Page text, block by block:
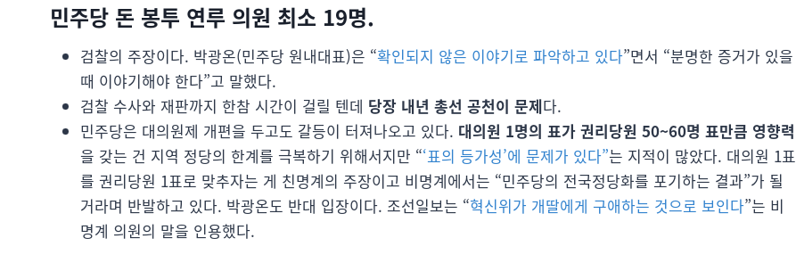
민주당 돈 봉투 연루 의원 최소 19명.
검찰의 주장이다. 박광온(민주당 원내대표)은 “확인되지 않은 이야기로 파악하고 있다”면서 “분명한 증거가 있을
때 이야기해야 한다”고 말했다.
검찰 수사와 재판까지 한참 시간이 걸릴 텐데 당장 내년 총선 공천이 문제다.
민주당은 대의원제 개편을 두고도 갈등이 터져나오고 있다. 대의원 1명의 표가 권리당원 50~60명 표만큼 영향력
을 갖는 건 지역 정당의 한계를 극복하기 위해서지만 “‘표의 등가성’에 문제가 있다”는 지적이 많았다. 대의원 1표
를 권리당원 1표로 맞추자는 게 친명계의 주장이고 비명계에서는 “민주당의 전국정당화를 포기하는 결과”가 될
거라며 반발하고 있다. 박광온도 반대 입장이다. 조선일보는 “혁신위가 개딸에게 구애하는 것으로 보인다”는 비
명계 의원의 말을 인용했다.